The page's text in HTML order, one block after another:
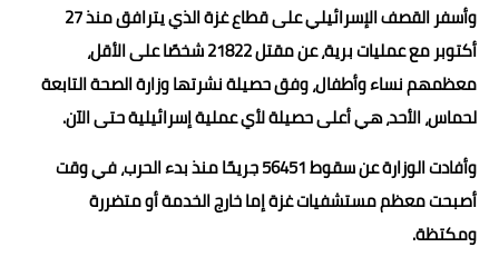
وأسفر القصف الإسرائيلي على قطاع غزة الذي يترافق منذ 27
أكتوبر مع عمليات برية، عن مقتل 21822 شخصًا على الأقل،
معظمهم نساء وأطفال، وفق حصيلة نشرتها وزارة الصحة التابعة
لحماس، الأحد، هي أعلى حصيلة لأي عملية إسرائيلية حتى الآن.
وأفادت الوزارة عن سقوط 56451 جريحًا منذ بدء الحرب، في وقت
أصبحت معظم مستشفيات غزة إما خارج الخدمة أو متضررة
ومكتظة.